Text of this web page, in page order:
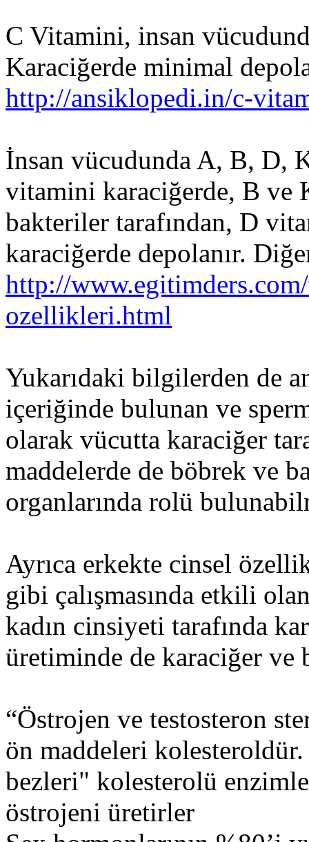
C Vitamini, insan
Karaciğerde minimal
http://ansiklopedi.in/c-
İnsan vücudunda A, B, D,
vitamini karaciğerde, B ve
bakteriler tarafından, D
karaciğerde depolanır.
http://
ozellikleri.html
Yukarıdaki bilgilerden de
içeriğinde bulunan ve
olarak vücutta karaciğer
maddelerde de böbrek ve
organlarında rolü
Ayrıca erkekte cinsel
gibi çalışmasında etkili
kadın cinsiyeti tarafında
üretiminde de karaciğer ve
“Östrojen ve testosteron
ön maddeleri
bezleri" kolesterolü
östrojeni üretirler